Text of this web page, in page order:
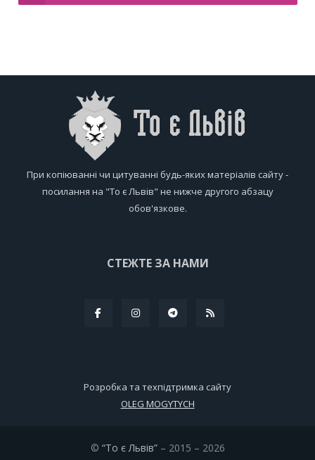
При копіюванні чи цитуванні будь-яких матеріалів сайту -
посилання на "То є Львів" не нижче другого абзацу
обов'язкове.
СТЕЖТЕ ЗА НАМИ
Розробка та техпідтримка сайту
OLEG MOGYTYCH
© “То є Львів”– 2015 – 2026